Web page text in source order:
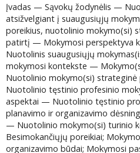
Įvadas — Sąvokų žodynėlis —
atsižvelgiant į suaugusiųjų
poreikius, nuotolinio mokymo(si)
patirtį — Mokymosi perspektyva
Nuotolinis suaugusiųjų
mokymosi kontekste —
Nuotolinio mokymo(si)
Nuotolinio tęstinio profesinio
aspektai — Nuotolinio tęstinio
planavimo ir organizavimo
— Nuotolinio mokymo(si) turinio
Besimokančiųjų poreikiai;
organizavimo būdai; Mokymosi